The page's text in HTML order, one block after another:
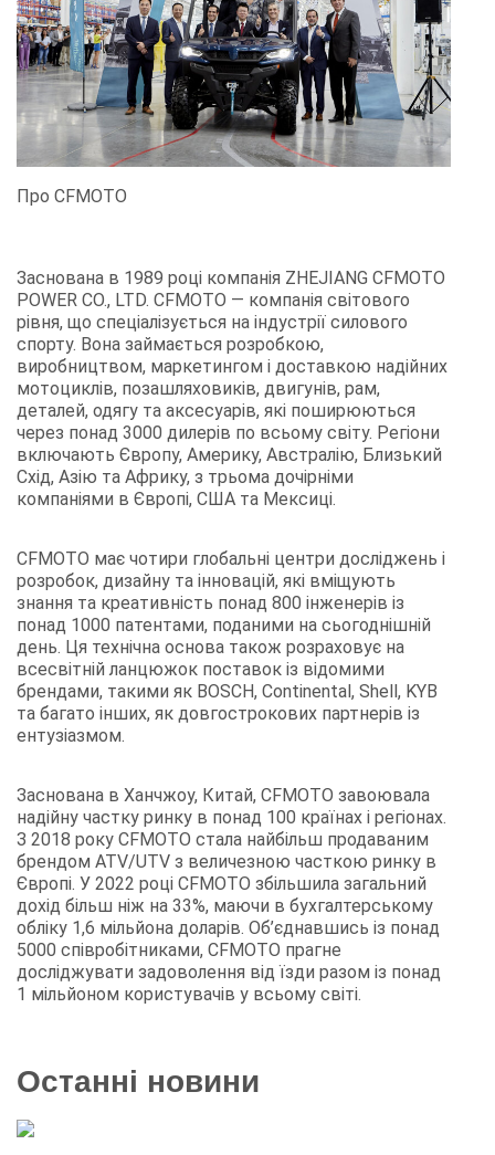
Про CFMOTO
Заснована в 1989 році компанія ZHEJIANG CFMOTO
POWER CO., LTD. CFMOTO — компанія світового
рівня, що спеціалізується на індустрії силового
спорту. Вона займається розробкою,
виробництвом, маркетингом і доставкою надійних
мотоциклів, позашляховиків, двигунів, рам,
деталей, одягу та аксесуарів, які поширюються
через понад 3000 дилерів по всьому світу. Регіони
включають Європу, Америку, Австралію, Близький
Схід, Азію та Африку, з трьома дочірніми
компаніями в Європі, США та Мексиці.
CFMOTO має чотири глобальні центри досліджень і
розробок, дизайну та інновацій, які вміщують
знання та креативність понад 800 інженерів із
понад 1000 патентами, поданими на сьогоднішній
день. Ця технічна основа також розраховує на
всесвітній ланцюжок поставок із відомими
брендами, такими як BOSCH, Continental, Shell, KYB
та багато інших, як довгострокових партнерів із
ентузіазмом.
Заснована в Ханчжоу, Китай, CFMOTO завоювала
надійну частку ринку в понад 100 країнах і регіонах.
З 2018 року CFMOTO стала найбільш продаваним
брендом ATV/UTV з величезною часткою ринку в
Європі. У 2022 році CFMOTO збільшила загальний
дохід більш ніж на 33%, маючи в бухгалтерському
обліку 1,6 мільйона доларів. Об’єднавшись із понад
5000 співробітниками, CFMOTO прагне
досліджувати задоволення від їзди разом із понад
1 мільйоном користувачів у всьому світі.
Останні новини